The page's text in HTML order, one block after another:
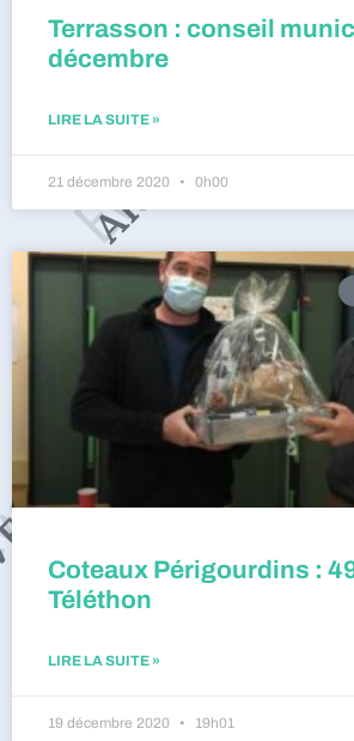
Terrasson : conseil
décembre
LIRE LA SUITE »
21 décembre 2020 0h00
Coteaux Périgourdins :
Téléthon
LIRE LA SUITE »
19 décembre 2020 19h01